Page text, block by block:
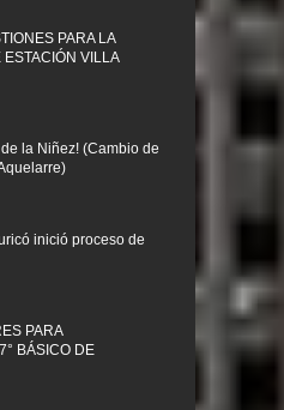
PARA LA
ESTACIÓN VILLA
la Niñez! (Cambio de
inició proceso de
PARA
BÁSICO DE